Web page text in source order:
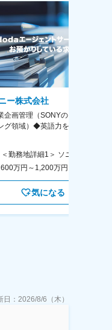
ー株式会社
企画管理（SONYのイメー
グ領域）◆英語力を活か
気になる
日： 2026/8/6（木）